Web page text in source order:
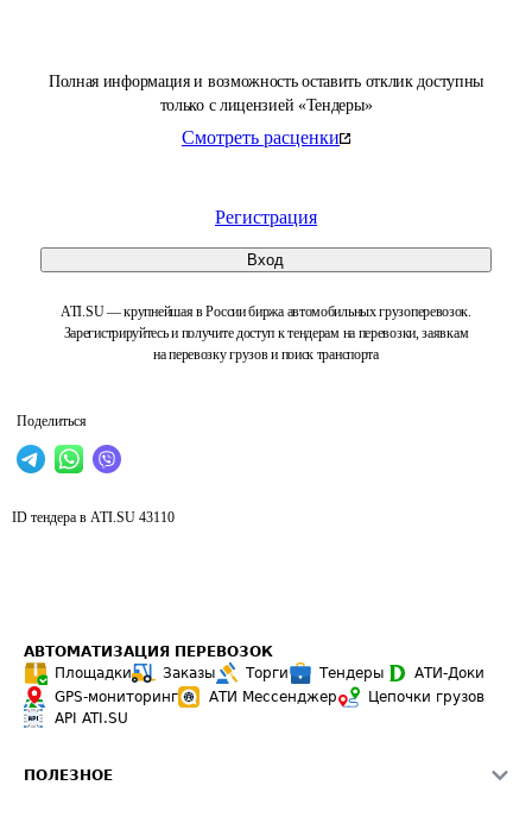
Полная информация и возможность оставить отклик доступны
только с лицензией «Тендеры»
Смотреть расценки
Регистрация
Вход
ATI.SU — крупнейшая в России биржа автомобильных грузоперевозок.
Зарегистрируйтесь и получите доступ к тендерам на перевозки, заявкам
на перевозку грузов и поиск транспорта
Поделиться
ID тендера в ATI.SU 43110
АВТОМАТИЗАЦИЯ ПЕРЕВОЗОК
Площадки
Заказы Торги Тендеры
АТИ-Доки
GPS-мониторинг
АТИ Мессенджер
Цепочки грузов
API ATI.SU
ПОЛЕЗНОЕ